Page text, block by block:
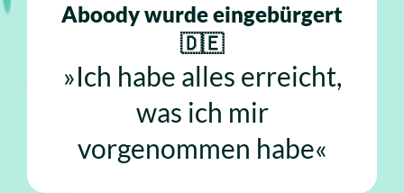
Aboody wurde eingebürgert
🇩🇪
»Ich habe alles erreicht,
was ich mir
vorgenommen habe«